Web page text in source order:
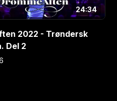
24:34
2022 - Trøndersk
Del 2